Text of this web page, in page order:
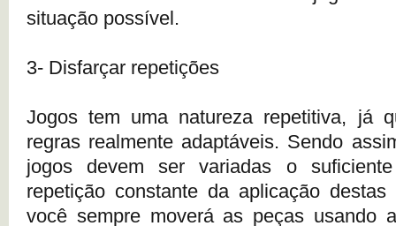
situação possível.
3- Disfarçar repetições
Jogos tem uma natureza repetitiva, já
regras realmente adaptáveis. Sendo
jogos devem ser variadas o
repetição constante da aplicação
você sempre moverá as peças usando